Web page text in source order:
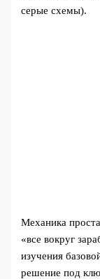
серые схемы).
Механика
«все вокруг
изучения
решение под